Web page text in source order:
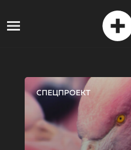
СПЕЦПРОЕКТ